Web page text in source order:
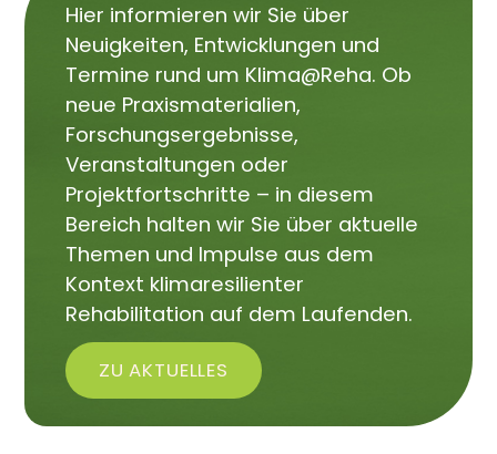
Hier informieren wir Sie über
Neuigkeiten, Entwicklungen und
Termine rund um Klima@Reha. Ob
neue Praxismaterialien,
Forschungsergebnisse,
Veranstaltungen oder
Projektfortschritte – in diesem
Bereich halten wir Sie über aktuelle
Themen und Impulse aus dem
Kontext klimaresilienter
Rehabilitation auf dem Laufenden.
ZU AKTUELLES